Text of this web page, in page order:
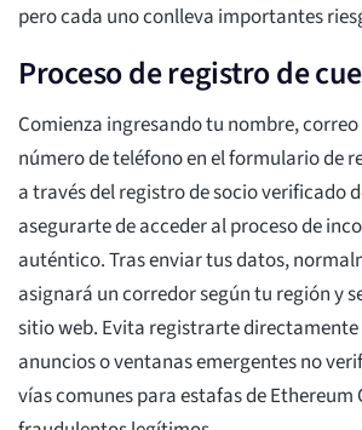
pero cada uno conlleva importantes
Proceso de registro de
Comienza ingresando tu nombre,
número de teléfono en el formulario de
a través del registro de socio verificado
asegurarte de acceder al proceso de
auténtico. Tras enviar tus datos,
asignará un corredor según tu región y
sitio web. Evita registrarte directamente
anuncios o ventanas emergentes no
vías comunes para estafas de Ethereum